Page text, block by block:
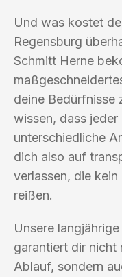
Und was kostet
Regensburg
Schmitt Herne
deine Bedürfnisse
wissen, dass
unterschiedliche
dich also auf
verlassen, die
reißen.
Unsere
garantiert dir nicht
Ablauf, sondern